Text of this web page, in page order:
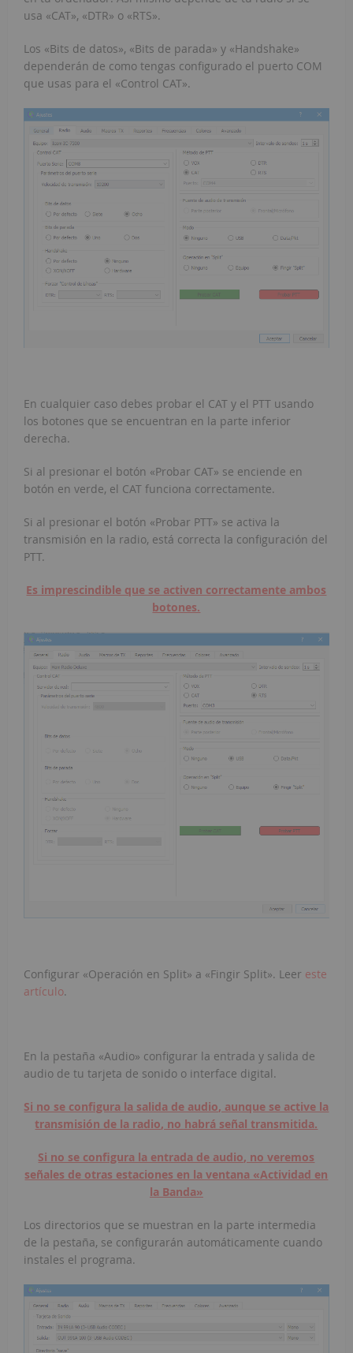
usa «CAT», «DTR» o «RTS».
Los «Bits de datos», «Bits de parada» y «Handshake»
dependerán de como tengas configurado el puerto COM
que usas para el «Control CAT».
En cualquier caso debes probar el CAT y el PTT usando
los botones que se encuentran en la parte inferior
derecha.
Si al presionar el botón «Probar CAT» se enciende en
botón en verde, el CAT funciona correctamente.
Si al presionar el botón «Probar PTT» se activa la
transmisión en la radio, está correcta la configuración del
PTT.
Es imprescindible que se activen correctamente ambos
botones.
Configurar «Operación en Split» a «Fingir Split». Leer este
artículo.
En la pestaña «Audio» configurar la entrada y salida de
audio de tu tarjeta de sonido o interface digital.
Si no se configura la salida de audio, aunque se active la
transmisión de la radio, no habrá señal transmitida.
Si no se configura la entrada de audio, no veremos
señales de otras estaciones en la ventana «Actividad en
la Banda»
Los directorios que se muestran en la parte intermedia
de la pestaña, se configurarán automáticamente cuando
instales el programa.